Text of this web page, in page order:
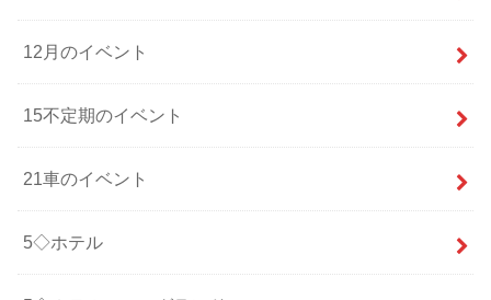
12月のイベント
15不定期のイベント
21車のイベント
5◇ホテル